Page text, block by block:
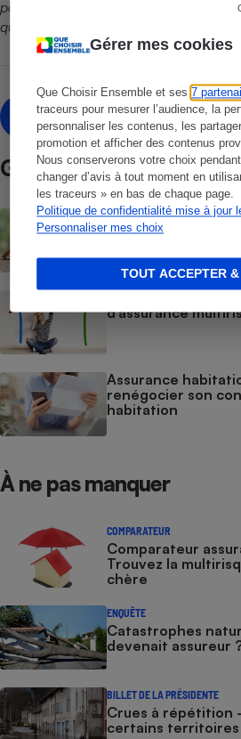
Gérer mes cookies
Que Choisir Ensemble et ses7
traceurs pour mesurer l’audience, la
personnaliser les contenus, les
promotion et afficher des contenus
Nous conserverons votre choix
changer d’avis à tout moment en
les traceurs » en bas de chaque page.
Politique de confidentialité mise à jour
Personnaliser mes choix
TOUT ACCEPTER
pourtant dûment sollicités, n’ont pas
questions.
Roselyne Poznanski
Guide d’achat
Assurance
choisir son
Assurance
d’assurance
Assurance
renégocier son
habitation
À ne pas manquer
COMPARATEUR
Comparateur
Trouvez la
chère
ENQUÊTE
Catastrophes
devenait assureur
BILLET DE LA PRÉSIDENTE
Crues à répétition
certains territoires